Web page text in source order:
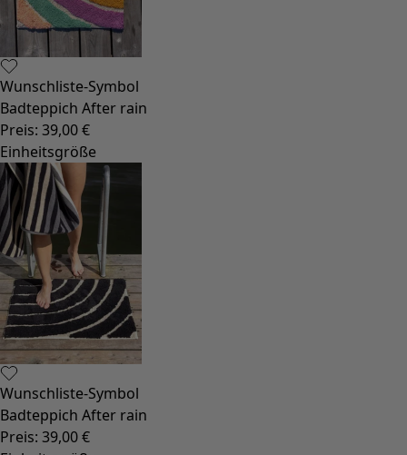
Styles-Mode
Leinenkleidung
Kleider im Hippie-Stil
Große Größen
Blumenkleidung
Hippie-Mode
Skandinavische Mode
Lagenlook
Gestreifte Kleidung
Karierte Kleidung
Kleidung mit Punkten
Bio-Kleidung
Schwedische Mode
Jerseykleider
Design im Boho-Stil